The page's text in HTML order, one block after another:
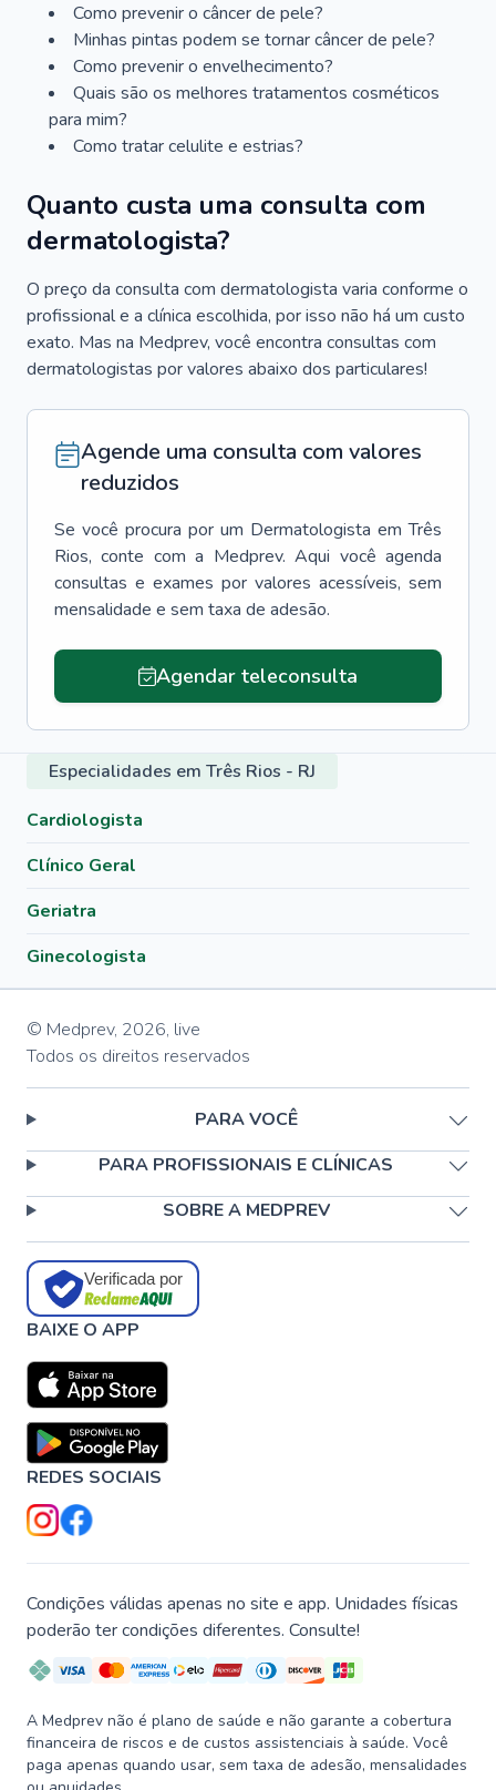
Como prevenir o câncer de pele?
Minhas pintas podem se tornar câncer de pele?
Como prevenir o envelhecimento?
Quais são os melhores tratamentos cosméticos
para mim?
Como tratar celulite e estrias?
Quanto custa uma consulta com
dermatologista?
O preço da consulta com dermatologista varia conforme o
profissional e a clínica escolhida, por isso não há um custo
exato. Mas na Medprev, você encontra consultas com
dermatologistas por valores abaixo dos particulares!
Agende uma consulta com valores
reduzidos
Se você procura por um Dermatologista em Três
Rios, conte com a Medprev. Aqui você agenda
consultas e exames por valores acessíveis, sem
mensalidade e sem taxa de adesão.
Agendar teleconsulta
Especialidades em Três Rios - RJ
Cardiologista
Clínico Geral
Geriatra
Ginecologista
© Medprev, 2026, live
Todos os direitos reservados
PARA VOCÊ
PARA PROFISSIONAIS E CLÍNICAS
SOBRE A MEDPREV
Verificada por
BAIXE O APP
REDES SOCIAIS
Condições válidas apenas no site e app. Unidades físicas
poderão ter condições diferentes. Consulte!
A Medprev não é plano de saúde e não garante a cobertura
financeira de riscos e de custos assistenciais à saúde. Você
paga apenas quando usar, sem taxa de adesão, mensalidades